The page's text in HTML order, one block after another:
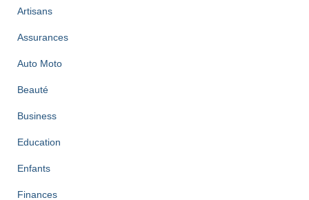
Artisans
Assurances
Auto Moto
Beauté
Business
Education
Enfants
Finances